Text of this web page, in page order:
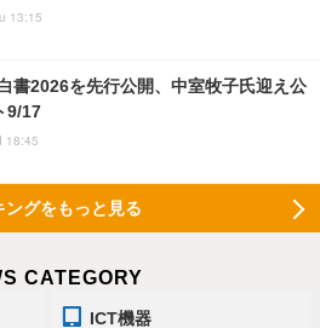
13:15
書2026を先行公開、中室牧子氏迎え公
9/17
18:45
ングをもっと見る
CATEGORY
ICT機器